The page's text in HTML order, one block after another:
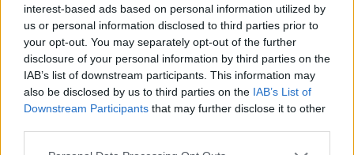
interest-based ads based on personal information utilized by
us or personal information disclosed to third parties prior to
your opt-out. You may separately opt-out of the further
disclosure of your personal information by third parties on the
IAB’s list of downstream participants. This information may
also be disclosed by us to third parties on the IAB’s List of
Downstream Participants that may further disclose it to other
Please note that this website/app uses one or more Google